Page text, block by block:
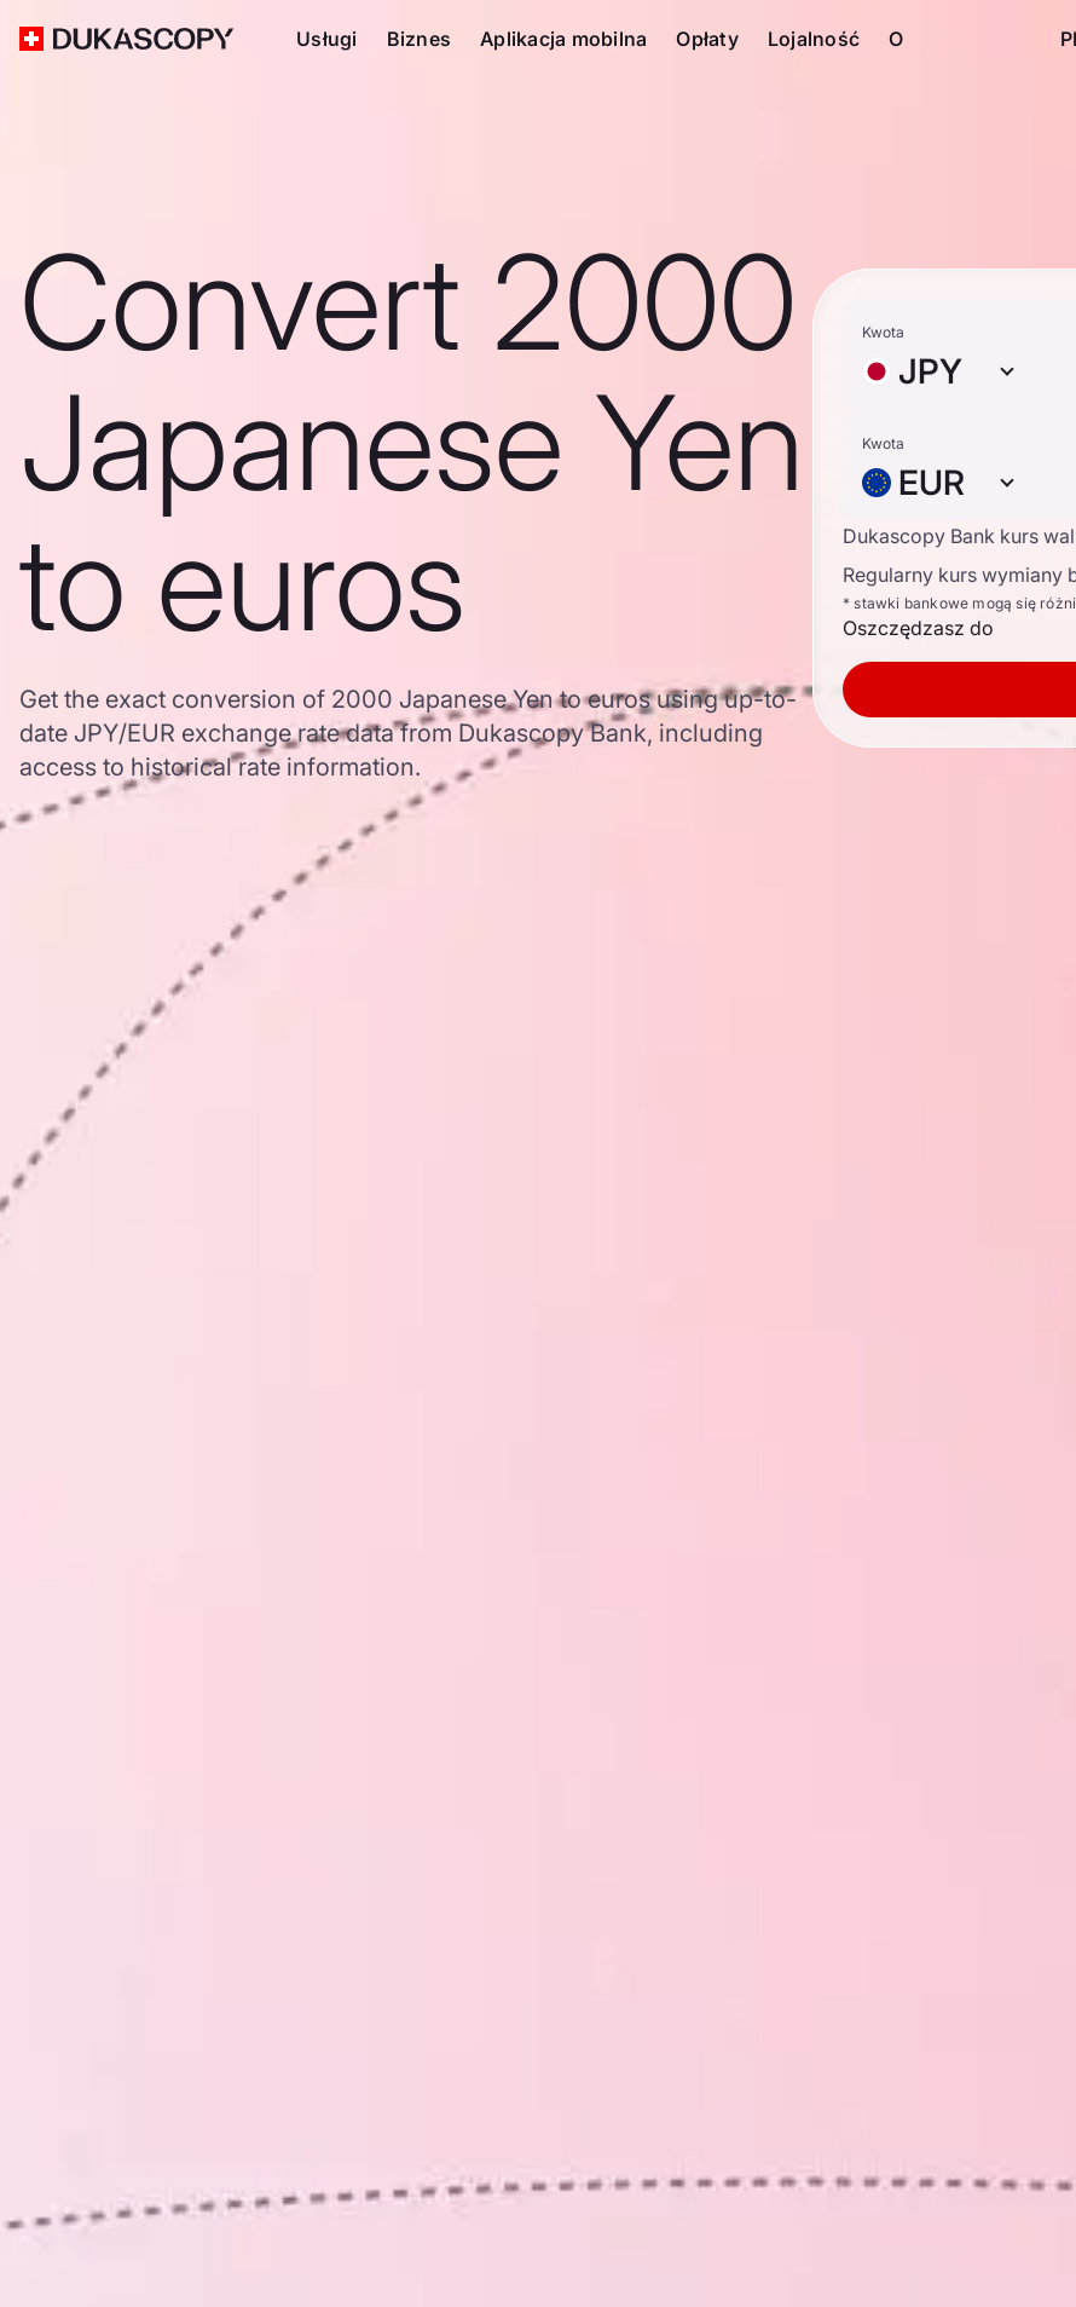
Usługi Biznes Aplikacja mobilna Opłaty Lojalność O
Convert 2000
Japanese Yen
to euros
Get the exact conversion of 2000 Japanese Yen to euros using up-to-
date JPY/EUR exchange rate data from Dukascopy Bank, including
access to historical rate information.
Kwota
JPY
Kwota
EUR
Dukascopy Bank kurs
Regularny kurs wymiany
* stawki bankowe mogą się
Oszczędzasz do